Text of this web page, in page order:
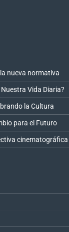
nueva normativa
Vida Diaria?
la Cultura
para el Futuro
cinematográfica